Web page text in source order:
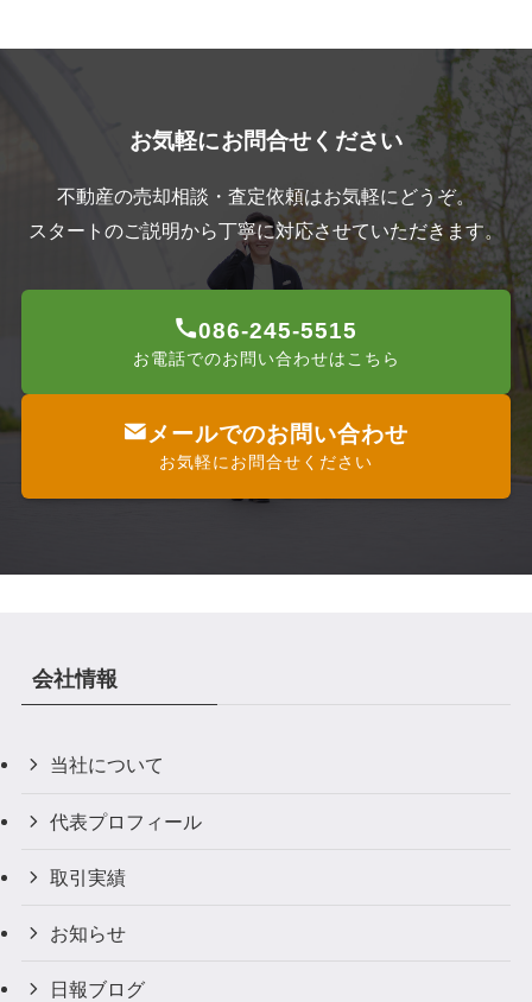
お気軽にお問合せください
不動産の売却相談・査定依頼はお気軽にどうぞ。
スタートのご説明から丁寧に対応させていただきます。
086-245-5515
お電話でのお問い合わせはこちら
メールでのお問い合わせ
お気軽にお問合せください
会社情報
当社について
代表プロフィール
取引実績
お知らせ
日報ブログ